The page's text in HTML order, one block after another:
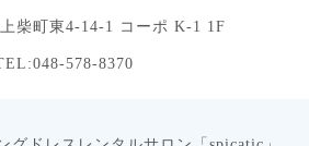
柴町東4-14-1 コーポ K-1 1F
578-8370